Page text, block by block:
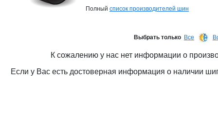
Полный список производителей шин
Выбрать только Все
К сожалению у нас нет информации о
Если у Вас есть достоверная информация о наличии